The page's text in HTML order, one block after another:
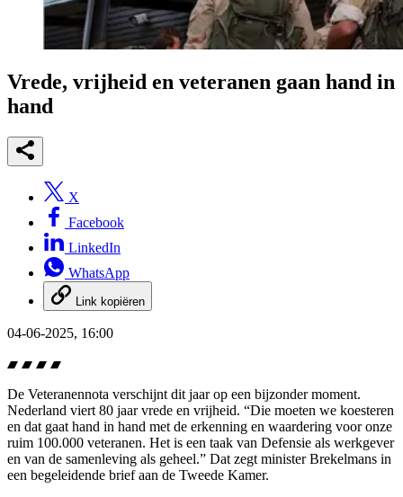
Vrede, vrijheid en veteranen gaan hand in
hand
X
Facebook
LinkedIn
WhatsApp
Link kopiëren
04-06-2025, 16:00
De Veteranennota verschijnt dit jaar op een bijzonder moment.
Nederland viert 80 jaar vrede en vrijheid. “Die moeten we koesteren
en dat gaat hand in hand met de erkenning en waardering voor onze
ruim 100.000 veteranen. Het is een taak van Defensie als werkgever
en van de samenleving als geheel.” Dat zegt minister Brekelmans in
een begeleidende brief aan de Tweede Kamer.